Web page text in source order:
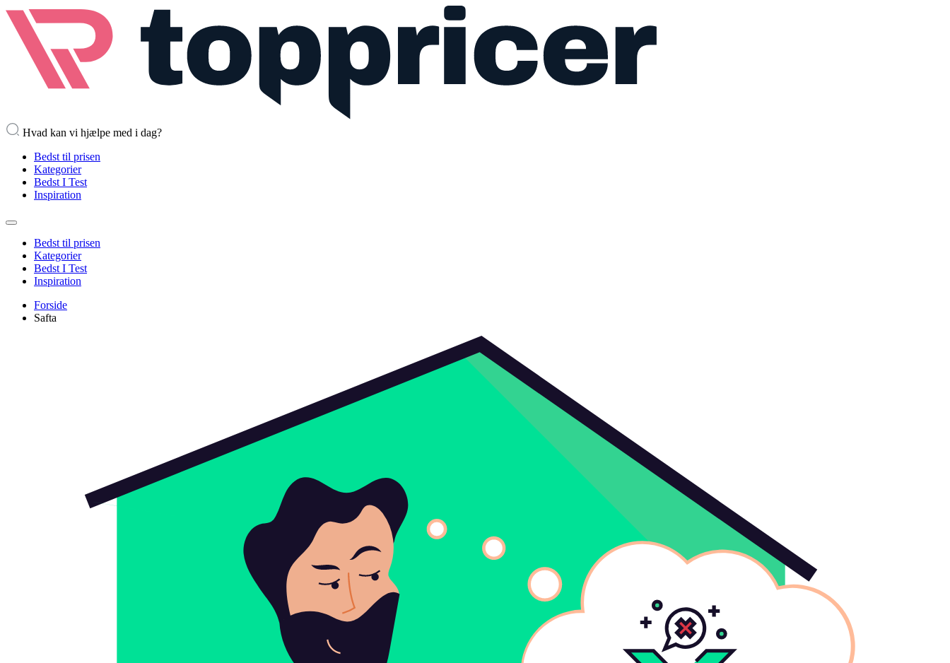
Hvad kan vi hjælpe med i dag?
Bedst til prisen
Kategorier
Bedst I Test
Inspiration
Bedst til prisen
Kategorier
Bedst I Test
Inspiration
Forside
Safta